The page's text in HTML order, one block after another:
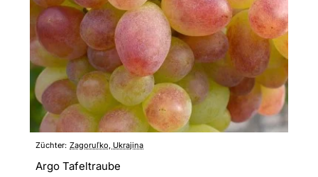
Züchter: Zagoruľko, Ukrajina
Argo Tafeltraube